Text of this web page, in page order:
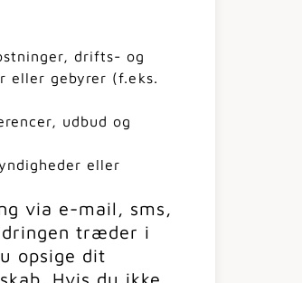
drifts- og
eller gebyrer (f.eks.
udbud og
eller
via e-mail, sms,
træder i
opsige dit